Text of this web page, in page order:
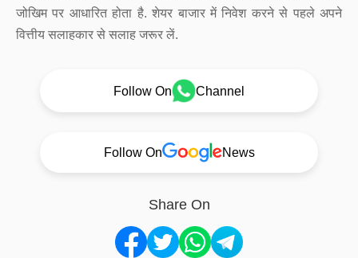
जोखिम पर आधारित होता है. शेयर बाजार में निवेश करने से पहले अपने
वित्तीय सलाहकार से सलाह जरूर लें.
Follow On Channel
Follow On News
Share On